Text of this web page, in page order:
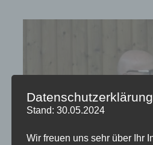
Datenschutzerklärung
Stand: 30.05.2024
Wir freuen uns sehr über Ihr